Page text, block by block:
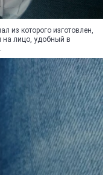
из которого изготовлен,
на лицо, удобный в